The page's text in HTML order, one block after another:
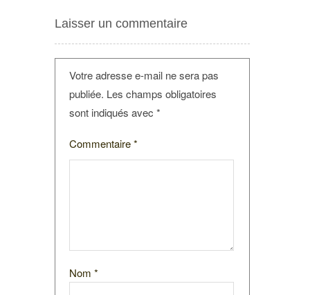
Laisser un commentaire
Votre adresse e-mail ne sera pas
publiée. Les champs obligatoires
sont indiqués avec *
Commentaire*
Nom *